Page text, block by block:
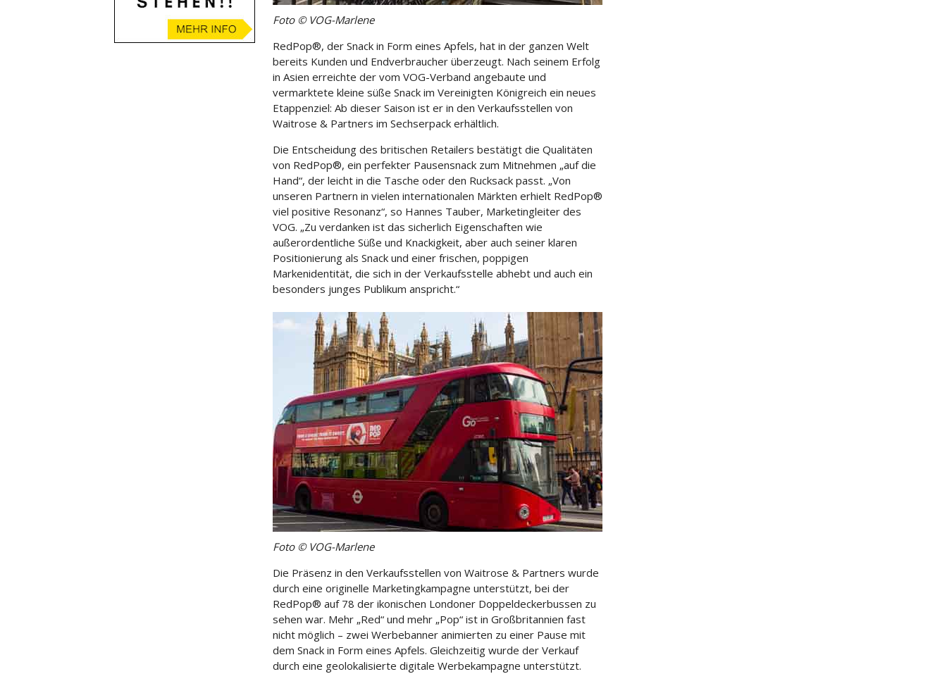
Foto © VOG-Marlene
RedPop®, der Snack in Form eines Apfels, hat in der ganzen Welt
bereits Kunden und Endverbraucher überzeugt. Nach seinem Erfolg
in Asien erreichte der vom VOG-Verband angebaute und
vermarktete kleine süße Snack im Vereinigten Königreich ein neues
Etappenziel: Ab dieser Saison ist er in den Verkaufsstellen von
Waitrose & Partners im Sechserpack erhältlich.
Die Entscheidung des britischen Retailers bestätigt die Qualitäten
von RedPop®, ein perfekter Pausensnack zum Mitnehmen „auf die
Hand“, der leicht in die Tasche oder den Rucksack passt. „Von
unseren Partnern in vielen internationalen Märkten erhielt RedPop®
viel positive Resonanz“, so Hannes Tauber, Marketingleiter des
VOG. „Zu verdanken ist das sicherlich Eigenschaften wie
außerordentliche Süße und Knackigkeit, aber auch seiner klaren
Positionierung als Snack und einer frischen, poppigen
Markenidentität, die sich in der Verkaufsstelle abhebt und auch ein
besonders junges Publikum anspricht.“
Foto © VOG-Marlene
Die Präsenz in den Verkaufsstellen von Waitrose & Partners wurde
durch eine originelle Marketingkampagne unterstützt, bei der
RedPop® auf 78 der ikonischen Londoner Doppeldeckerbussen zu
sehen war. Mehr „Red“ und mehr „Pop“ ist in Großbritannien fast
nicht möglich – zwei Werbebanner animierten zu einer Pause mit
dem Snack in Form eines Apfels. Gleichzeitig wurde der Verkauf
durch eine geolokalisierte digitale Werbekampagne unterstützt.